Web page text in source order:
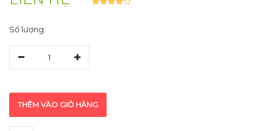
Số lượng:
1
THÊM VÀO GIỎ HÀNG